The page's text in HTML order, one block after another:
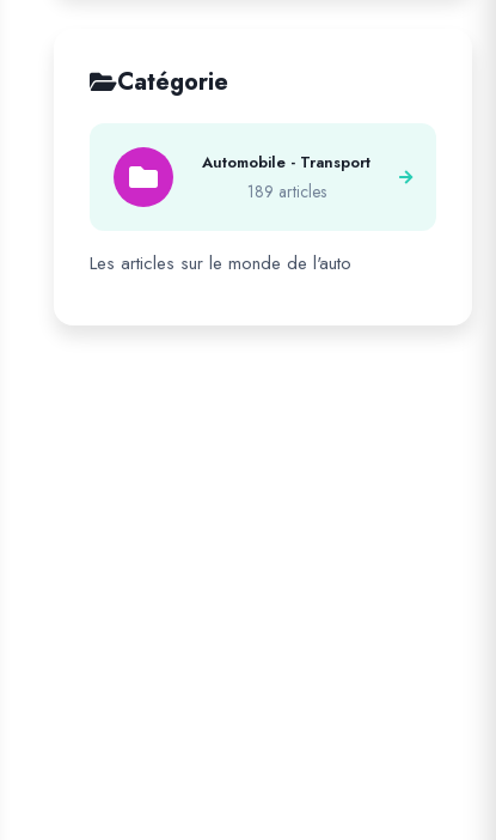
Catégorie
Automobile - Transport
189 articles
Les articles sur le monde de l'auto